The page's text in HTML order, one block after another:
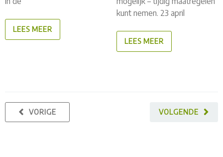
LEES MEER
kunt nemen. 23 april
LEES MEER
VOLGENDE
VORIGE